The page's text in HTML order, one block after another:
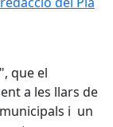
que el
a les llars de
i un